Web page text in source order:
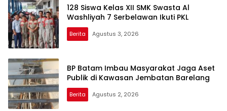
128 Siswa Kelas XII SMK Swasta Al
Washliyah 7 Serbelawan Ikuti PKL
Berita Agustus 3, 2026
BP Batam Imbau Masyarakat Jaga Aset
Publik di Kawasan Jembatan Barelang
Berita Agustus 2, 2026